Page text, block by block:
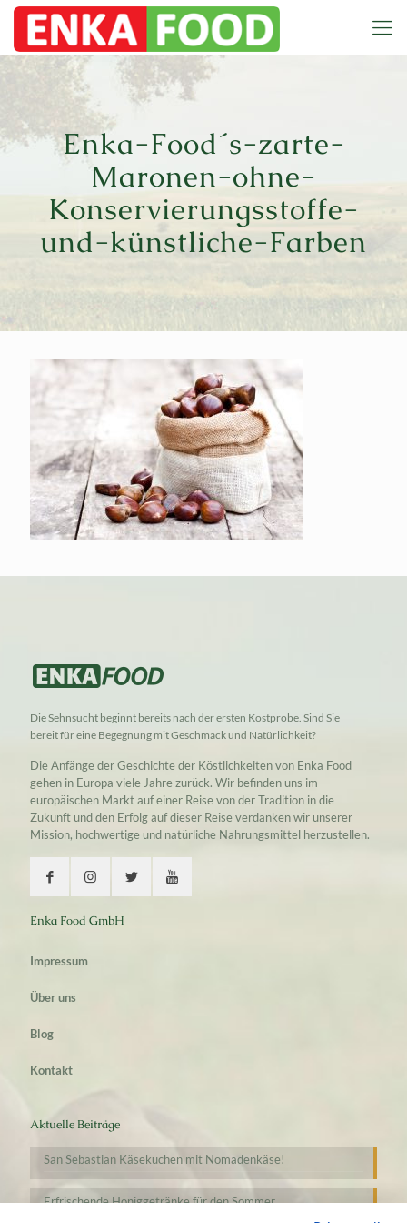
Enka-Food´s-zarte-
Maronen-ohne-
Konservierungsstoffe-
und-künstliche-Farben
Die Sehnsucht beginnt bereits nach der ersten Kostprobe. Sind Sie
bereit für eine Begegnung mit Geschmack und Natürlichkeit?
Die Anfänge der Geschichte der Köstlichkeiten von Enka Food
gehen in Europa viele Jahre zurück. Wir befinden uns im
europäischen Markt auf einer Reise von der Tradition in die
Zukunft und den Erfolg auf dieser Reise verdanken wir unserer
Mission, hochwertige und natürliche Nahrungsmittel herzustellen.
Enka Food GmbH
Impressum
Über uns
Blog
Kontakt
Aktuelle Beiträge
San Sebastian Käsekuchen mit Nomadenkäse!
Erfrischende Honiggetränke für den Sommer